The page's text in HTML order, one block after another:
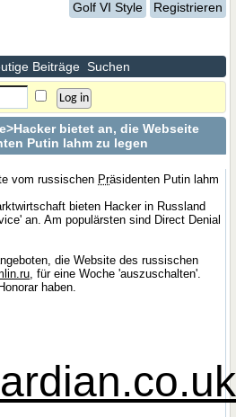
Golf VI Style Registrieren
Beiträge Suchen
>Hacker bietet an, die Webseite
Putin lahm zu legen
vom russischen Präsidenten Putin lahm
bieten Hacker in Russland
an. Am populärsten sind Direct Denial
die Website des russischen
, für eine Woche 'auszuschalten'.
haben.